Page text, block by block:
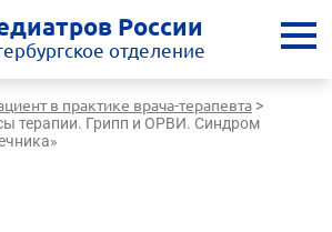
России
отделение
в практике врача-терапевта >
терапии. Грипп и ОРВИ. Синдром